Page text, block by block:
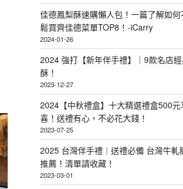
佳德鳳梨酥速購懶人包！一篇了解如
鬆買齊佳德菜單TOP8！-iCarry
2024-01-26
2024 強打【新年伴手禮】｜9款名店
酥！
2023-12-27
2024【中秋禮盒】十大精選禮盒500
喜！送禮有心，不必花大錢！
2023-07-25
2025 台灣伴手禮｜送禮必備 台灣牛軋
推薦！清單請收藏！
2023-03-01